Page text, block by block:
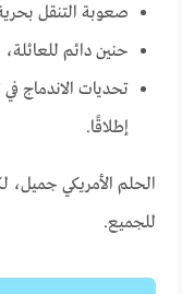
صعوبة التنقل
حنين دائم
تحديات الاندماج
إطلاقًا.
الحلم الأمريكي جميل،
للجميع.